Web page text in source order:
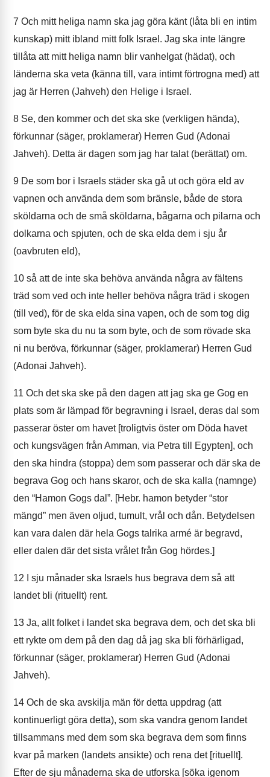
7 Och mitt heliga namn ska jag göra känt (låta bli en intim
kunskap) mitt ibland mitt folk Israel. Jag ska inte längre
tillåta att mitt heliga namn blir vanhelgat (hädat), och
länderna ska veta (känna till, vara intimt förtrogna med) att
jag är Herren (Jahveh) den Helige i Israel.
8 Se, den kommer och det ska ske (verkligen hända),
förkunnar (säger, proklamerar) Herren Gud (Adonai
Jahveh). Detta är dagen som jag har talat (berättat) om.
9 De som bor i Israels städer ska gå ut och göra eld av
vapnen och använda dem som bränsle, både de stora
sköldarna och de små sköldarna, bågarna och pilarna och
dolkarna och spjuten, och de ska elda dem i sju år
(oavbruten eld),
10 så att de inte ska behöva använda några av fältens
träd som ved och inte heller behöva några träd i skogen
(till ved), för de ska elda sina vapen, och de som tog dig
som byte ska du nu ta som byte, och de som rövade ska
ni nu beröva, förkunnar (säger, proklamerar) Herren Gud
(Adonai Jahveh).
11 Och det ska ske på den dagen att jag ska ge Gog en
plats som är lämpad för begravning i Israel, deras dal som
passerar öster om havet [troligtvis öster om Döda havet
och kungsvägen från Amman, via Petra till Egypten], och
den ska hindra (stoppa) dem som passerar och där ska de
begrava Gog och hans skaror, och de ska kalla (namnge)
den “Hamon Gogs dal”. [Hebr. hamon betyder “stor
mängd” men även oljud, tumult, vrål och dån. Betydelsen
kan vara dalen där hela Gogs talrika armé är begravd,
eller dalen där det sista vrålet från Gog hördes.]
12 I sju månader ska Israels hus begrava dem så att
landet bli (rituellt) rent.
13 Ja, allt folket i landet ska begrava dem, och det ska bli
ett rykte om dem på den dag då jag ska bli förhärligad,
förkunnar (säger, proklamerar) Herren Gud (Adonai
Jahveh).
14 Och de ska avskilja män för detta uppdrag (att
kontinuerligt göra detta), som ska vandra genom landet
tillsammans med dem som ska begrava dem som finns
kvar på marken (landets ansikte) och rena det [rituellt].
Efter de sju månaderna ska de utforska [söka igenom